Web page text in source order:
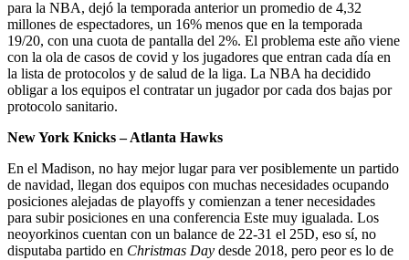
para la NBA, dejó la temporada anterior un promedio de 4,32
millones de espectadores, un 16% menos que en la temporada
19/20, con una cuota de pantalla del 2%. El problema este año viene
con la ola de casos de covid y los jugadores que entran cada día en
la lista de protocolos y de salud de la liga. La NBA ha decidido
obligar a los equipos el contratar un jugador por cada dos bajas por
protocolo sanitario.
New York Knicks – Atlanta Hawks
En el Madison, no hay mejor lugar para ver posiblemente un partido
de navidad, llegan dos equipos con muchas necesidades ocupando
posiciones alejadas de playoffs y comienzan a tener necesidades
para subir posiciones en una conferencia Este muy igualada. Los
neoyorkinos cuentan con un balance de 22-31 el 25D, eso sí, no
disputaba partido en Christmas Day desde 2018, pero peor es lo de